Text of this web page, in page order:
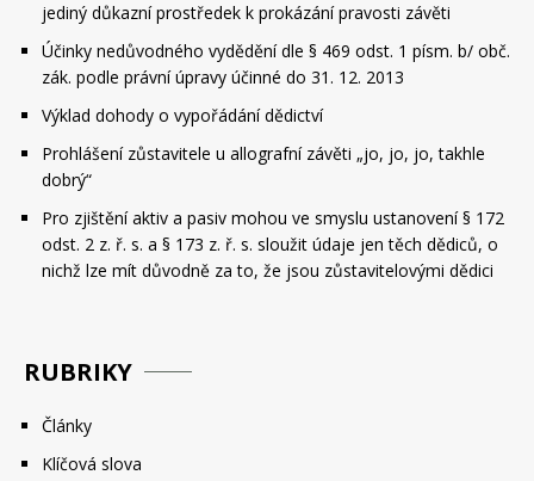
jediný důkazní prostředek k prokázání pravosti závěti
Účinky nedůvodného vydědění dle § 469 odst. 1 písm. b/ obč.
zák. podle právní úpravy účinné do 31. 12. 2013
Výklad dohody o vypořádání dědictví
Prohlášení zůstavitele u allografní závěti „jo, jo, jo, takhle
dobrý“
Pro zjištění aktiv a pasiv mohou ve smyslu ustanovení § 172
odst. 2 z. ř. s. a § 173 z. ř. s. sloužit údaje jen těch dědiců, o
nichž lze mít důvodně za to, že jsou zůstavitelovými dědici
RUBRIKY
Články
Klíčová slova